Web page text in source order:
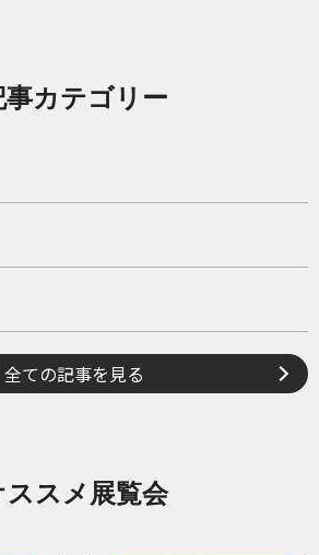
事カテゴリー
全ての記事を見る
ススメ展覧会